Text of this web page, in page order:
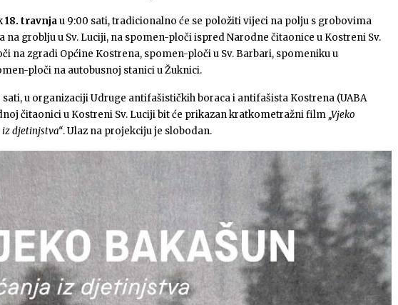
18. travnjau 9:00 sati, tradicionalno će se položiti vijeci na polju s grobovima
na groblju u Sv. Luciji, na spomen-ploči ispred Narodne čitaonice u Kostreni Sv.
na zgradi Općine Kostrena, spomen-ploči u Sv. Barbari, spomeniku u
ploči na autobusnoj stanici u Žuknici.
sati, u organizaciji Udruge antifašističkih boraca i antifašista Kostrena (UABA
čitaonici u Kostreni Sv. Luciji bit će prikazan kratkometražni film„Vjeko
iz djetinjstva“. Ulaz na projekciju je slobodan.